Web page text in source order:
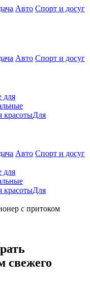
Авто Спорт и досуг
Авто Спорт и досуг
для
красотыДля
Авто Спорт и досуг
для
красотыДля
свежего